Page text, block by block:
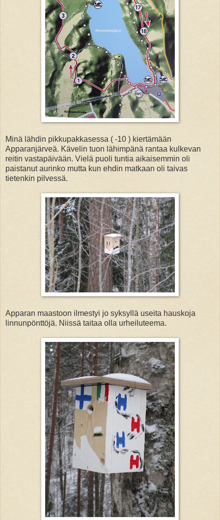
Minä lähdin pikkupakkasessa ( -10 ) kiertämään
Apparanjärveä. Kävelin tuon lähimpänä rantaa kulkevan
reitin vastapäivään. Vielä puoli tuntia aikaisemmin oli
paistanut aurinko mutta kun ehdin matkaan oli taivas
tietenkin pilvessä.
Apparan maastoon ilmestyi jo syksyllä useita hauskoja
linnunpönttöjä. Niissä taitaa olla urheiluteema.